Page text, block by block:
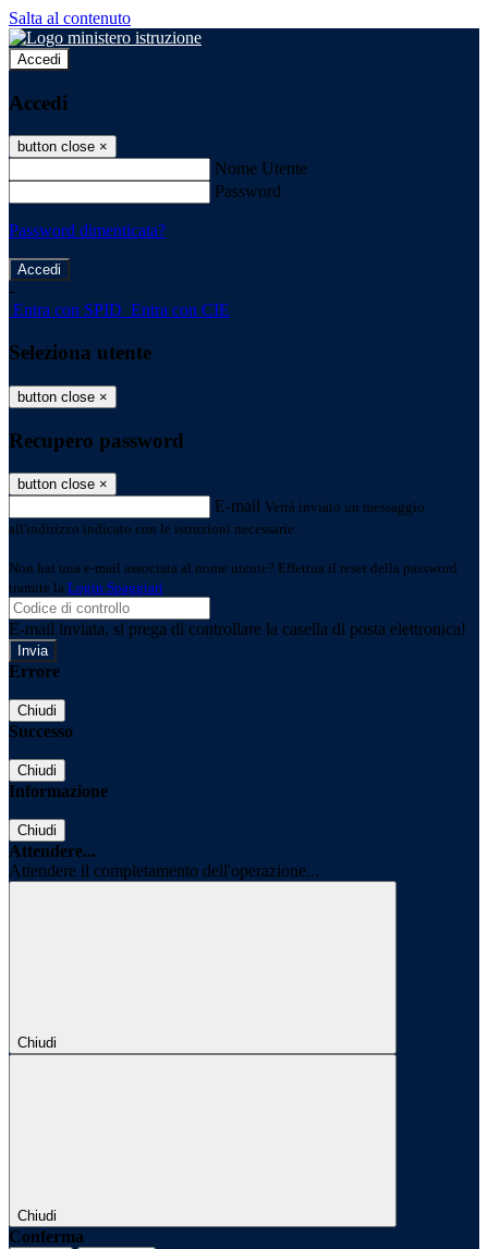
Salta al contenuto
Accedi
Accedi
button close ×
Nome Utente
Password
Password dimenticata?
-
Entra con SPID Entra con CIE
Seleziona utente
button close ×
Recupero password
button close ×
E-mail Verrà inviato un messaggio
all'indirizzo indicato con le istruzioni necessarie.
Non hai una e-mail associata al nome utente? Effettua il reset della password
tramite la Login Spaggiari
E-mail inviata, si prega di controllare la casella di posta elettronica!
Errore
Chiudi
Successo
Chiudi
Informazione
Chiudi
Attendere...
Attendere il completamento dell'operazione...
Chiudi
Chiudi
Conferma